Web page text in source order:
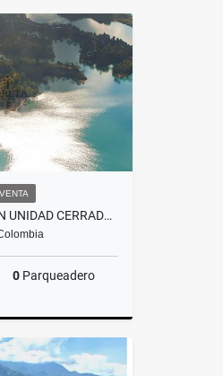
Venta
$1.900.000.000
VENTA
VENTA DE LOTE EN UNIDAD CERRADA, CON SALIDA AL EMBALSE - GUATAPE
0 Parqueadero